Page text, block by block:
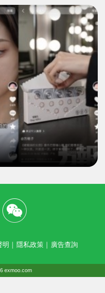
明 ｜ 隱私政策 ｜ 廣告查詢
exmoo.com